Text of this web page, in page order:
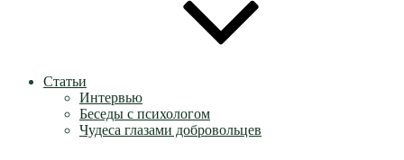
Статьи
Интервью
Беседы с психологом
Чудеса глазами добровольцев